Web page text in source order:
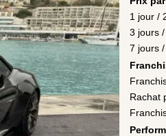
1 jour /
3 jours
7 jours
Rachat